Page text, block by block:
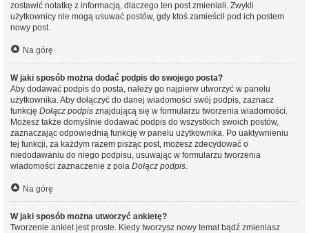
zostawić notatkę z informacją, dlaczego ten post zmieniali. Zwykli
użytkownicy nie mogą usuwać postów, gdy ktoś zamieścił pod ich postem
nowy post.
Na górę
W jaki sposób można dodać podpis do swojego posta?
Aby dodawać podpis do posta, należy go najpierw utworzyć w panelu
użytkownika. Aby dołączyć do danej wiadomości swój podpis, zaznacz
funkcję Dołącz podpis znajdującą się w formularzu tworzenia wiadomości.
Możesz także domyślnie dodawać podpis do wszystkich swoich postów,
zaznaczając odpowiednią funkcję w panelu użytkownika. Po uaktywnieniu
tej funkcji, za każdym razem pisząc post, możesz zdecydować o
niedodawaniu do niego podpisu, usuwając w formularzu tworzenia
wiadomości zaznaczenie z pola Dołącz podpis.
Na górę
W jaki sposób można utworzyć ankietę?
Tworzenie ankiet jest proste. Kiedy tworzysz nowy temat bądź zmieniasz